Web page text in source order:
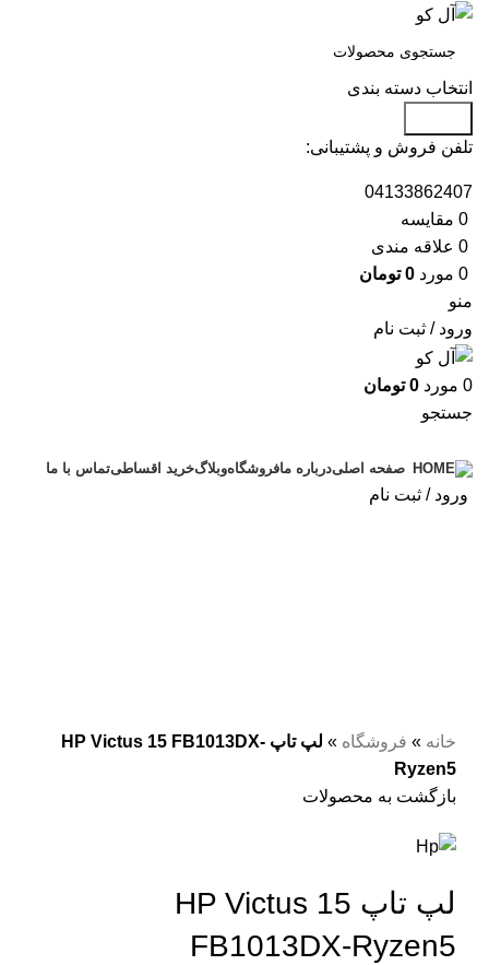
انتخاب دسته بندی
تلفن فروش و پشتیبانی:
04133862407
0 مقايسه
0 علاقه مندی
0 مورد 0 تومان
منو
ورود / ثبت نام
0 مورد 0 تومان
جستجو
صفحه اصلیدرباره مافروشگاهوبلاگخرید اقساطیتماس با ما
ورود / ثبت نام
خانه » فروشگاه »
لپ تاپ HP Victus 15 FB1013DX-
Ryzen5
بازگشت به محصولات
لپ تاپ HP Victus 15
FB1013DX-Ryzen5